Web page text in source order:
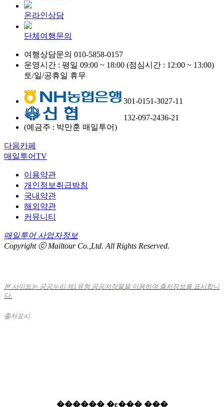
온라인상담
단체여행문의
여행상담문의 010-5858-0157
운영시간 : 평일 09:00 ~ 18:00 (점심시간 : 12:00 ~ 13:00)
토/일/공휴일 휴무
301-0151-3027-11
132-097-2436-21
(예금주 : 박만훈 매일투어)
다음카페
매일투어TV
이용약관
개인정보취급방침
국내약관
해외약관
커뮤니티
매일투어 사업자정보
Copyright ⓒ Mailtour Co.,Ltd. All Rights Reserved.
본 사이트는 공공누리 제1유형 공공저작물을 이용하여 출처정보를 표시합니
다.
출처표시